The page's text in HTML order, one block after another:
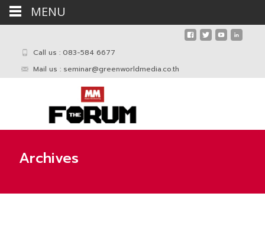
Call us : 083-584 6677
Mail us : seminar@greenworldmedia.co.th
Archives
MENU